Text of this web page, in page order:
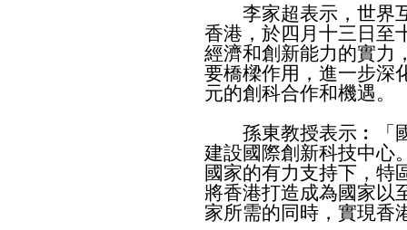
李家超表示，世界互
香港，於四月十三日至
經濟和創新能力的實力
要橋樑作用，進一步深
元的創科合作和機遇。
孫東教授表示︰「國
建設國際創新科技中心
國家的有力支持下，特
將香港打造成為國家以
家所需的同時，實現香